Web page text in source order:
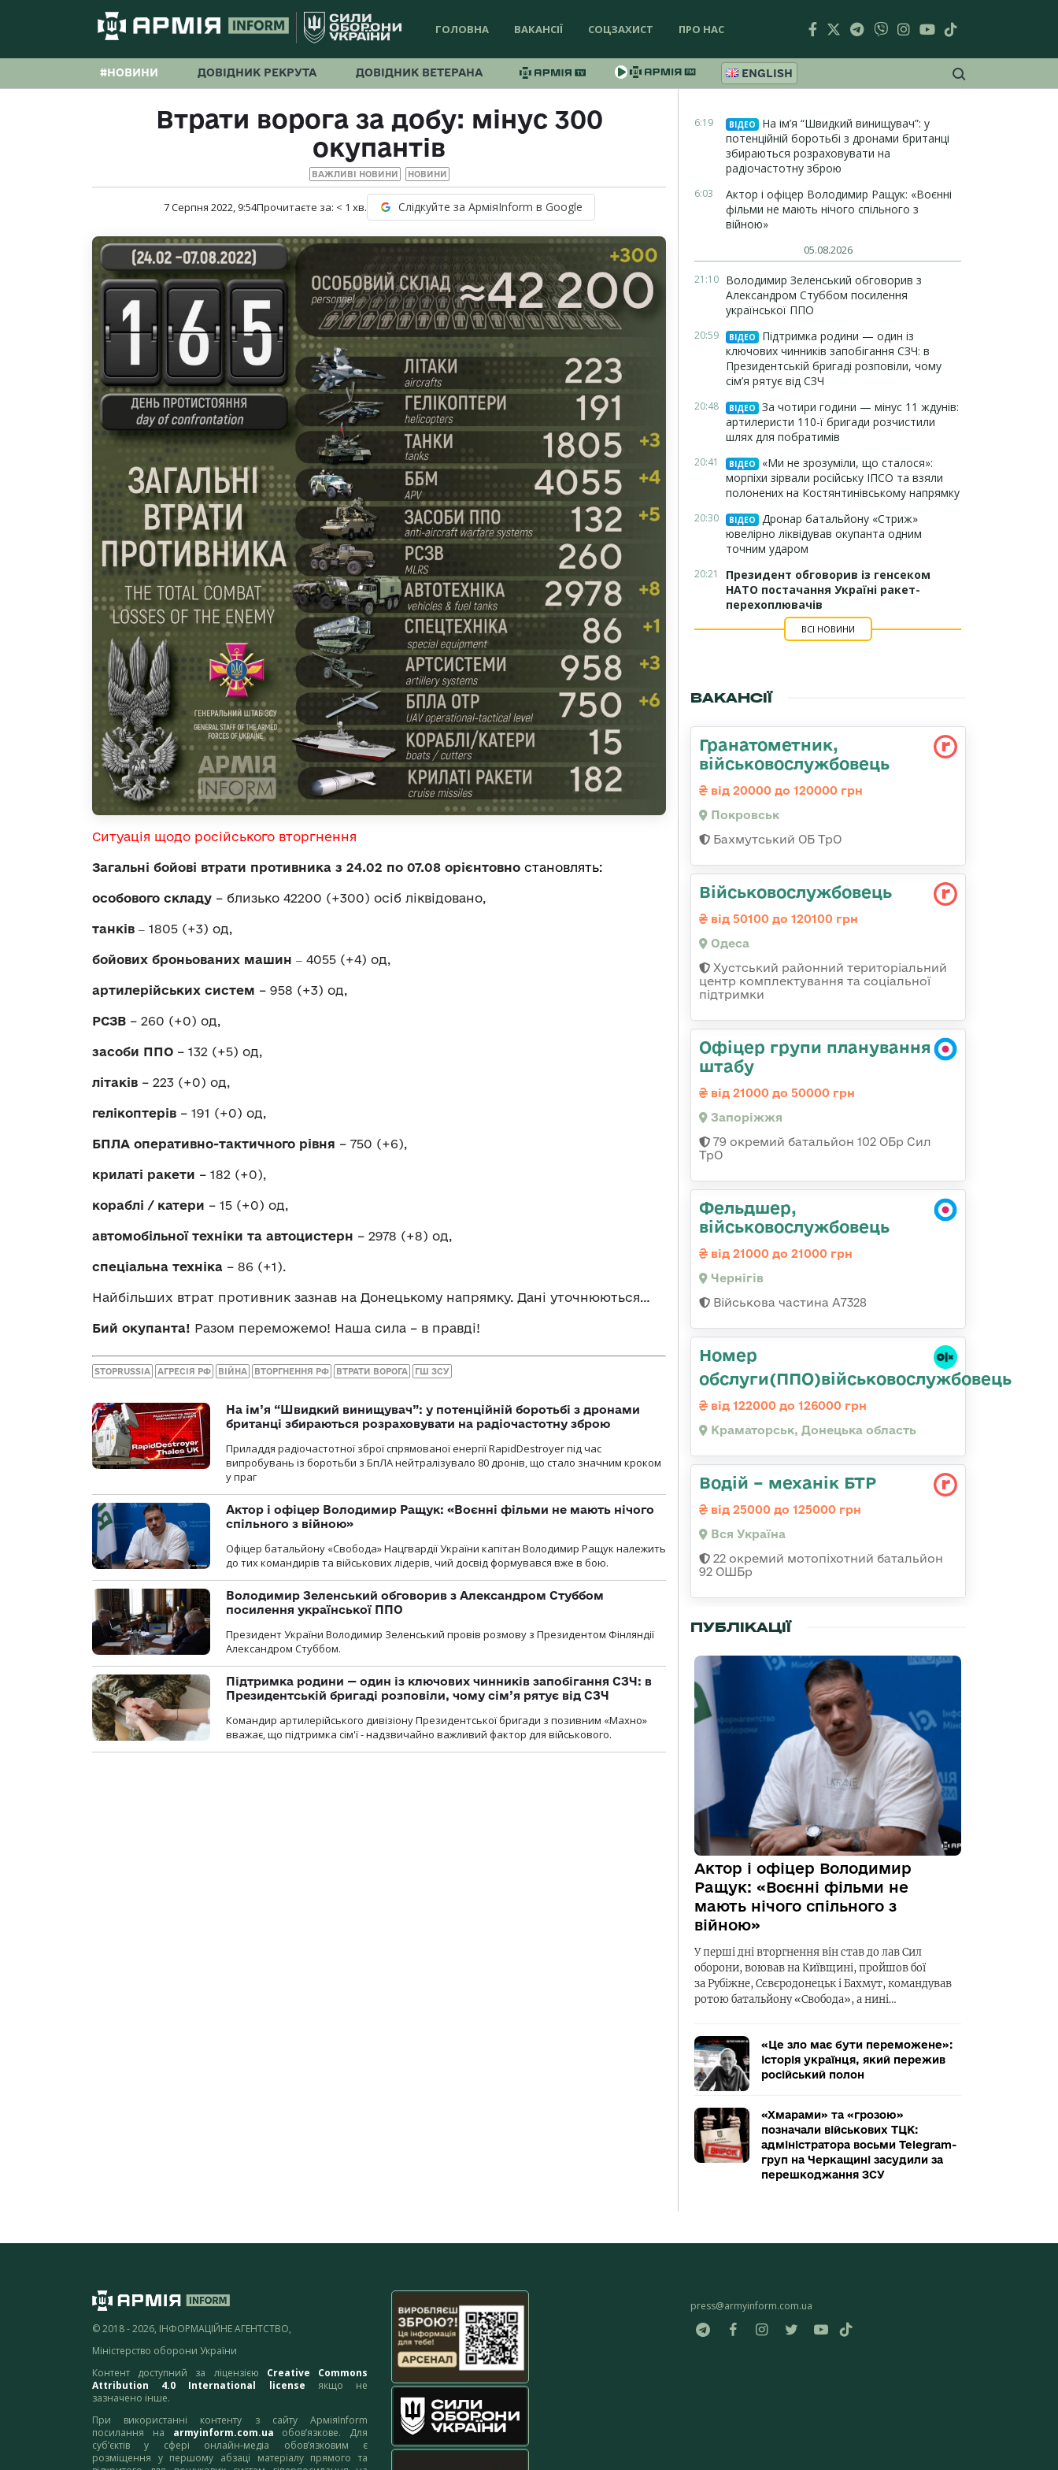
ГОЛОВНА ВАКАНСІЇ СОЦЗАХИСТ ПРО НАС
#НОВИНИ ДОВІДНИК РЕКРУТА ДОВІДНИК ВЕТЕРАНА ENGLISH
Втрати ворога за добу: мінус 300
окупантів
ВАЖЛИВІ НОВИНИ НОВИНИ
7 Серпня 2022, 9:54Прочитаєте за: < 1 хв. Слідкуйте за АрміяInform в Google
Ситуація щодо російського вторгнення
Загальні бойові втрати противника з 24.02 по 07.08 орієнтовно становлять:
особового складу – близько 42200 (+300) осіб ліквідовано,
танків ‒ 1805 (+3) од,
бойових броньованих машин ‒ 4055 (+4) од,
артилерійських систем – 958 (+3) од,
РСЗВ – 260 (+0) од,
засоби ППО – 132 (+5) од,
літаків – 223 (+0) од,
гелікоптерів – 191 (+0) од,
БПЛА оперативно-тактичного рівня – 750 (+6),
крилаті ракети – 182 (+0),
кораблі / катери – 15 (+0) од,
автомобільної техніки та автоцистерн – 2978 (+8) од,
спеціальна техніка – 86 (+1).
Найбільших втрат противник зазнав на Донецькому напрямку. Дані уточнюються…
Бий окупанта! Разом переможемо! Наша сила – в правді!
STOPRUSSIA АГРЕСІЯ РФ ВІЙНА ВТОРГНЕННЯ РФ ВТРАТИ ВОРОГА ГШ ЗСУ
На ім’я “Швидкий винищувач”: у потенційній боротьбі з дронами
британці збираються розраховувати на радіочастотну зброю
Приладдя радіочастотної зброї спрямованої енергії RapidDestroyer під час
випробувань із боротьби з БпЛА нейтралізувало 80 дронів, що стало значним кроком
у праг
Актор і офіцер Володимир Ращук: «Воєнні фільми не мають нічого
спільного з війною»
Офіцер батальйону «Свобода» Нацгвардії України капітан Володимир Ращук належить
до тих командирів та військових лідерів, чий досвід формувався вже в бою.
Володимир Зеленський обговорив з Александром Стуббом
посилення української ППО
Президент України Володимир Зеленський провів розмову з Президентом Фінляндії
Александром Стуббом.
Підтримка родини — один із ключових чинників запобігання СЗЧ: в
Президентській бригаді розповіли, чому сім’я рятує від СЗЧ
Командир артилерійського дивізіону Президентської бригади з позивним «Махно»
вважає, що підтримка сім'ї - надзвичайно важливий фактор для військового.
6:19 ВІДЕО
На ім’я “Швидкий винищувач”: у
потенційній боротьбі з дронами британці
збираються розраховувати на
радіочастотну зброю
6:03
Актор і офіцер Володимир Ращук: «Воєнні
фільми не мають нічого спільного з
війною»
05.08.2026
21:10 Володимир Зеленський обговорив з
Александром Стуббом посилення
української ППО
20:59 ВІДЕО
Підтримка родини — один із
ключових чинників запобігання СЗЧ: в
Президентській бригаді розповіли, чому
сім’я рятує від СЗЧ
20:48 ВІДЕО
За чотири години — мінус 11 ждунів:
артилеристи 110-ї бригади розчистили
шлях для побратимів
20:41 ВІДЕО
«Ми не зрозуміли, що сталося»:
морпіхи зірвали російську ІПСО та взяли
полонених на Костянтинівському напрямку
20:30 ВІДЕО
Дронар батальйону «Стриж»
ювелірно ліквідував окупанта одним
точним ударом
20:21
Президент обговорив із генсеком
НАТО постачання Україні ракет-
перехоплювачів
ВСІ НОВИНИ
ВАКАНСІЇ
Гранатометник,
військовослужбовець
від 20000 до 120000 грн
Покровськ
Бахмутський ОБ ТрО
Військовослужбовець
від 50100 до 120100 грн
Одеса
Хустський районний територіальний
центр комплектування та соціальної
підтримки
Офіцер групи планування
штабу
від 21000 до 50000 грн
Запоріжжя
79 окремий батальйон 102 ОБр Сил
ТрО
Фельдшер,
військовослужбовець
від 21000 до 21000 грн
Чернігів
Військова частина А7328
Номер
обслуги(ППО)військовослужбовець
від 122000 до 126000 грн
Краматорськ, Донецька область
Водій – механік БТР
від 25000 до 125000 грн
Вся Україна
22 окремий мотопіхотний батальйон
92 ОШБр
ПУБЛІКАЦІЇ
Актор і офіцер Володимир
Ращук: «Воєнні фільми не
мають нічого спільного з
війною»
У перші дні вторгнення він став до лав Сил
оборони, воював на Київщині, пройшов бої
за Рубіжне, Сєвєродонецьк і Бахмут, командував
ротою батальйону «Свобода», а нині…
«Це зло має бути переможене»:
історія українця, який пережив
російський полон
«Хмарами» та «грозою»
позначали військових ТЦК:
адміністратора восьми Telegram-
груп на Черкащині засудили за
перешкоджання ЗСУ
© 2018 - 2026, ІНФОРМАЦІЙНЕ АГЕНТСТВО,
Міністерство оборони України
Контент доступний за ліцензією Creative Commons
Attribution 4.0 International license якщо не
зазначено інше.
При використанні контенту з сайту АрміяInform
посилання на armyinform.com.ua обов’язкове. Для
суб’єктів у сфері онлайн-медіа обов’язковим є
розміщення у першому абзаці матеріалу прямого та
press@armyinform.com.ua